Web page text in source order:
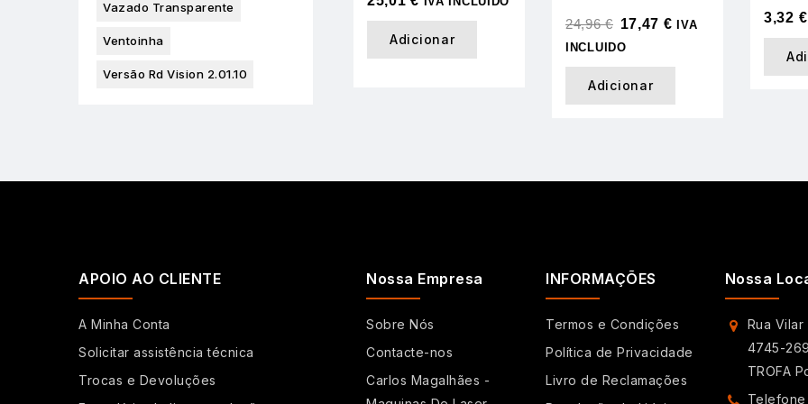
Adicionar
24,96€ 17,47 €
IVA
INCLUIDO
Adicionar
3,32 €
Vazado Transparente
Ventoinha
Versão Rd Vision 2.01.10
APOIO AO CLIENTE
A Minha Conta
Solicitar assistência técnica
Trocas e Devoluções
Nossa Empresa
Sobre Nós
Contacte-nos
Carlos Magalhães -
INFORMAÇÕES
Termos e Condições
Política de Privacidade
Livro de Reclamações
Nossa
Rua Vilar
4745-
TROFA
Telefone